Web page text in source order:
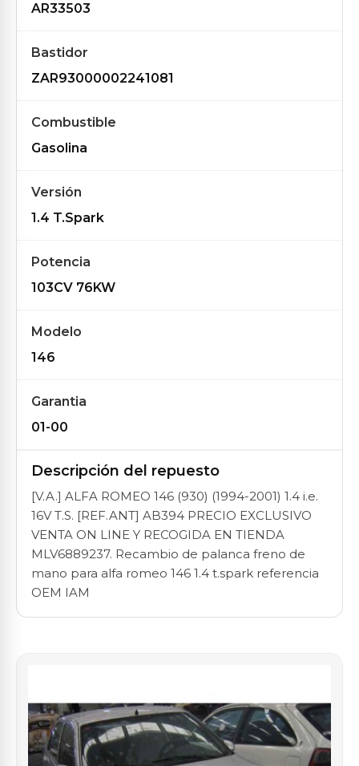
AR33503
Bastidor
ZAR93000002241081
Combustible
Gasolina
Versión
1.4 T.Spark
Potencia
103CV 76KW
Modelo
146
Garantia
01-00
Descripción del repuesto
[V.A.] ALFA ROMEO 146 (930) (1994-2001) 1.4 i.e.
16V T.S. [REF.ANT] AB394 PRECIO EXCLUSIVO
VENTA ON LINE Y RECOGIDA EN TIENDA
MLV6889237. Recambio de palanca freno de
mano para alfa romeo 146 1.4 t.spark referencia
OEM IAM